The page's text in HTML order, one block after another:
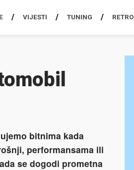
VIJESTI TUNING RETRO
bitnima kada
performansama ili
se dogodi prometna